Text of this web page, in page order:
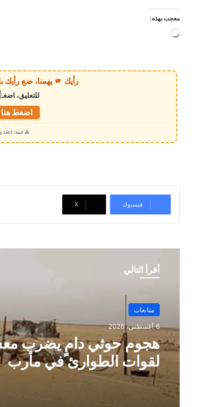
معجب بهذه:
ي
ح
رأيك 🫵 يهمنا، ضع رأيك بالخبر أو الموقع بكل وضوح وصراحة!
للتعليق،
اضغط هنا
⚠️ تنبيه:
فيسبوك ‫X
أقرأ التالي
متابعات
6 أغسطس، 2026
هجوم حوثي دامٍ يضرب
لقوات الطوارئ في مأرب
وحضرموت ويسقط عشرات